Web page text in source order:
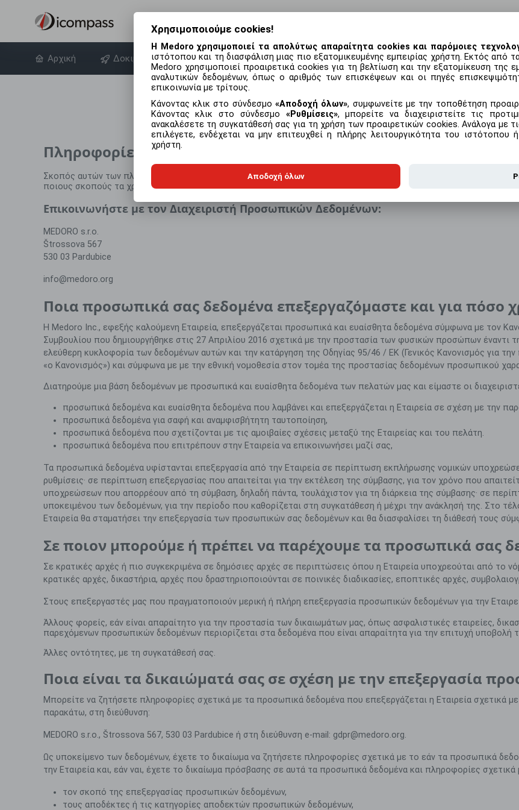
Αρχική Δοκιμάστε δωρεάν Σχετικά με το προϊόν Συχνές ερωτήσεις
ΠΟΛΙΤΙΚΉ ΑΠΟΡΡΉΤΟΥ
Πληροφορίες για την επεξεργασία προσωπικών δεδομένων
Σκοπός αυτών των πληροφοριών είναι να σας παρέχουν, ως υποκείμενο των δεδομένων, πληροφορίες σχετικά με
ποιους σκοπούς τα χρησιμοποιεί και πού μπορείτε να λάβετε πληροφορίες σχετικά με τα προσωπικά σας
Επικοινωνήστε με τον Διαχειριστή Προσωπικών Δεδομένων:
MEDORO s.r.o.
Štrossova 567
530 03 Pardubice
info@medoro.org
Ποια προσωπικά σας δεδομένα επεξεργαζόμαστε και για πόσο
Η Medoro Inc., εφεξής καλούμενη Εταιρεία, επεξεργάζεται προσωπικά και ευαίσθητα δεδομένα σύμφωνα με τον
Συμβουλίου που δημιουργήθηκε στις 27 Απριλίου 2016 σχετικά με την προστασία των φυσικών προσώπων έναντι
ελεύθερη κυκλοφορία των δεδομένων αυτών και την κατάργηση της Οδηγίας 95/46 / ΕΚ (Γενικός Κανονισμός για
«ο Κανονισμός») και σύμφωνα με με την εθνική νομοθεσία στον τομέα της προστασίας δεδομένων προσωπικού
Διατηρούμε μια βάση δεδομένων με προσωπικά και ευαίσθητα δεδομένα των πελατών μας και είμαστε οι
προσωπικά δεδομένα και ευαίσθητα δεδομένα που λαμβάνει και επεξεργάζεται η Εταιρεία σε σχέση με την
προσωπικά δεδομένα για σαφή και αναμφισβήτητη ταυτοποίηση,
προσωπικά δεδομένα που σχετίζονται με τις αμοιβαίες σχέσεις μεταξύ της Εταιρείας και του πελάτη.
προσωπικά δεδομένα που επιτρέπουν στην Εταιρεία να επικοινωνήσει μαζί σας,
Τα προσωπικά δεδομένα υφίστανται επεξεργασία από την Εταιρεία σε περίπτωση εκπλήρωσης νομικών
ρυθμίσεις· σε περίπτωση επεξεργασίας που απαιτείται για την εκτέλεση της σύμβασης, για τον χρόνο που
υποχρεώσεων που απορρέουν από τη σύμβαση, δηλαδή πάντα, τουλάχιστον για τη διάρκεια της σύμβασης· σε
υποκειμένου των δεδομένων, για την περίοδο που καθορίζεται στη συγκατάθεση ή μέχρι την ανάκλησή της. Στο
Εταιρεία θα σταματήσει την επεξεργασία των προσωπικών σας δεδομένων και θα διασφαλίσει τη διάθεσή τους
Σε ποιον μπορούμε ή πρέπει να παρέχουμε τα προσωπικά σας
Σε κρατικές αρχές ή πιο συγκεκριμένα σε δημόσιες αρχές σε περιπτώσεις όπου η Εταιρεία υποχρεούται από το
κρατικές αρχές, δικαστήρια, αρχές που δραστηριοποιούνται σε ποινικές διαδικασίες, εποπτικές αρχές,
Στους επεξεργαστές μας που πραγματοποιούν μερική ή πλήρη επεξεργασία προσωπικών δεδομένων για την
Άλλους φορείς, εάν είναι απαραίτητο για την προστασία των δικαιωμάτων μας, όπως ασφαλιστικές εταιρείες,
παρεχόμενων προσωπικών δεδομένων περιορίζεται στα δεδομένα που είναι απαραίτητα για την επιτυχή υποβολή
Άλλες οντότητες, με τη συγκατάθεσή σας.
Ποια είναι τα δικαιώματά σας σε σχέση με την επεξεργασία
Μπορείτε να ζητήσετε πληροφορίες σχετικά με τα προσωπικά δεδομένα που επεξεργάζεται η Εταιρεία σχετικά
παρακάτω, στη διεύθυνση:
MEDORO s.r.o., Štrossova 567, 530 03 Pardubice ή στη διεύθυνση e-mail : gdpr@medoro.org.
Ως υποκείμενο των δεδομένων, έχετε το δικαίωμα να ζητήσετε πληροφορίες σχετικά με το εάν τα προσωπικά
την Εταιρεία και, εάν ναι, έχετε το δικαίωμα πρόσβασης σε αυτά τα προσωπικά δεδομένα και πληροφορίες σχετικά
τον σκοπό της επεξεργασίας προσωπικών δεδομένων,
τους αποδέκτες ή τις κατηγορίες αποδεκτών προσωπικών δεδομένων,
Χρησιμοποιούμε cookies!
Η Medoro χρησιμοποιεί τα απολύτως απαραίτητα cookies και παρόμοιες
ιστότοπου και τη διασφάλιση μιας πιο εξατομικευμένης εμπειρίας χρήστη. Εκτός από
Medoro χρησιμοποιεί προαιρετικά cookies για τη βελτίωση και την εξατομίκευση της
αναλυτικών δεδομένων, όπως ο αριθμός των επισκέψεων και οι πηγές
επικοινωνία με τρίτους.
Κάνοντας κλικ στο σύνδεσμο Αποδοχή όλων , συμφωνείτε με την τοποθέτηση
Κάνοντας κλικ στο σύνδεσμο
Ρυθμίσεις , μπορείτε να διαχειριστείτε τις
ανακαλέσετε τη συγκατάθεσή σας για τη χρήση των προαιρετικών cookies. Ανάλογα με
επιλέγετε, ενδέχεται να μην επιτευχθεί η πλήρης λειτουργικότητα του ιστότοπου
χρήστη.
Αποδοχή όλων